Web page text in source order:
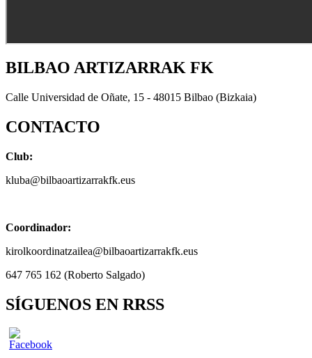
BILBAO ARTIZARRAK FK
Calle Universidad de Oñate, 15 - 48015 Bilbao (Bizkaia)
CONTACTO
Club:
kluba@bilbaoartizarrakfk.eus
Coordinador:
kirolkoordinatzailea@bilbaoartizarrakfk.eus
647 765 162 (Roberto Salgado)
SÍGUENOS EN RRSS